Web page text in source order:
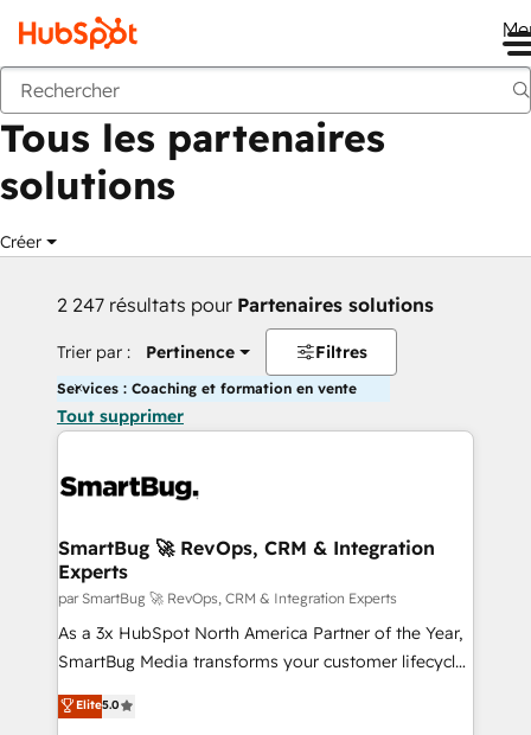
Retour
Tous les partenaires
solutions
Créer
2 247 résultats pour Partenaires solutions
Trier par : Pertinence Filtres
Services : Coaching et formation en vente
Tout supprimer
SmartBug 🚀 RevOps, CRM & Integration
Experts
par SmartBug 🚀 RevOps, CRM & Integration Experts
As a 3x HubSpot North America Partner of the Year,
SmartBug Media transforms your customer lifecycle
into a revenue engine. Our unified ecosystem
includes specialized divisions Globalia (AI &
Elite5.0